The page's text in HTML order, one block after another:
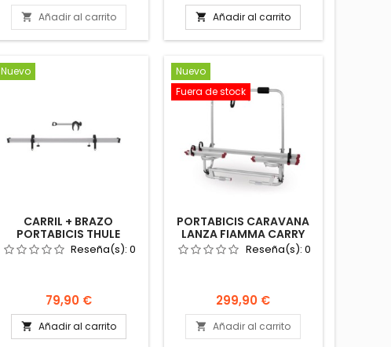
 Añadir al carrito  Añadir al carrito
Nuevo
CARRIL + BRAZO
PORTABICIS THULE
ESSENTIAL 3RD
PORTABICICLETAS
Reseña(s):0
Precio
79,90 €
 Añadir al carrito
Nuevo
Fuera de stock
PORTABICIS CARAVANA
LANZA FIAMMA CARRY
BIKE XL A PRO 200
PORTABICICLETAS
Reseña(s): 0
Precio
299,90 €
 Añadir al carrito